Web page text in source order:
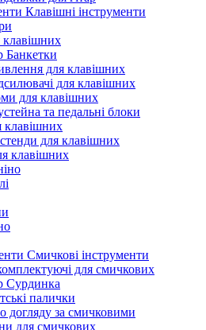
Клавішні інструменти
клавішних
Банкетки
для клавішних
для клавішних
для клавішних
та педальні блоки
клавішних
для клавішних
клавішних
Смичкові інструменти
для смичкових
Сурдинка
палички
догляду за смичковими
для смичкових